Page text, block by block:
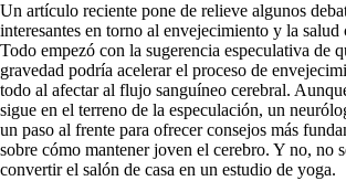
Un artículo reciente pone de relieve algunos
interesantes en torno al envejecimiento y la salud
Todo empezó con la sugerencia especulativa de
gravedad podría acelerar el proceso de
todo al afectar al flujo sanguíneo cerebral.
sigue en el terreno de la especulación, un
un paso al frente para ofrecer consejos más
sobre cómo mantener joven el cerebro. Y no, no
convertir el salón de casa en un estudio de yoga.